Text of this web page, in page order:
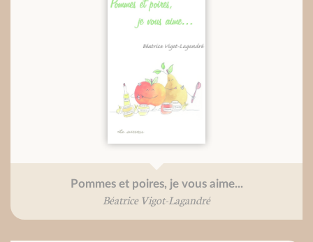
Pommes et poires, je vous aime...
Béatrice Vigot-Lagandré